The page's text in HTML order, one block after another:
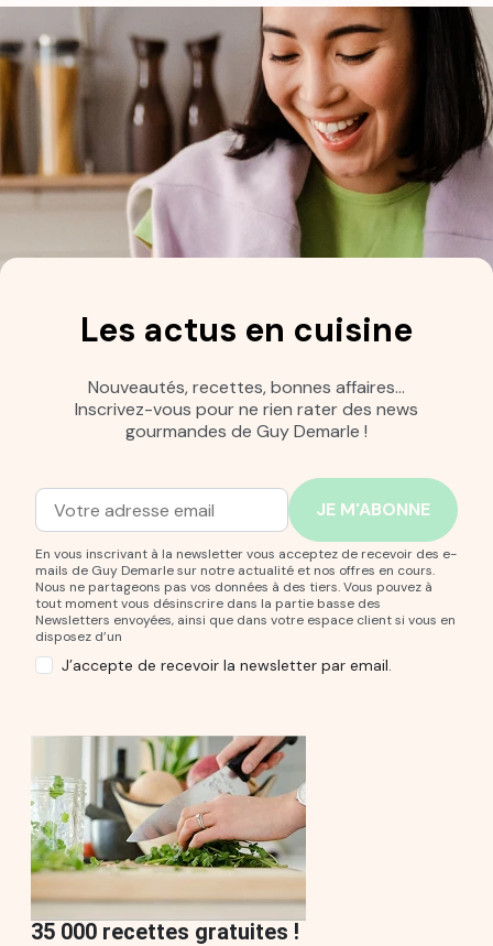
Les actus en cuisine
Nouveautés, recettes, bonnes affaires…
Inscrivez-vous pour ne rien rater des news
gourmandes de Guy Demarle !
Adresse mail
Entrez votre adresse mail pour vous abonner à notre
En vous inscrivant à la newsletter vous acceptez de recevoir des e-
mails de Guy Demarle sur notre actualité et nos offres en cours.
Nous ne partageons pas vos données à des tiers. Vous pouvez à
tout moment vous désinscrire dans la partie basse des
Newsletters envoyées, ainsi que dans votre espace client si vous en
disposez d’un
J’accepte de recevoir la newsletter par email.
35 000 recettes gratuites !